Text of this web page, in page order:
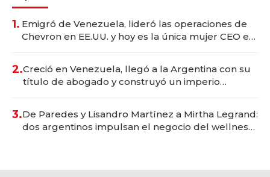
1. Emigró de Venezuela, lideró las operaciones de
Chevron en EE.UU. y hoy es la única mujer CEO en
2.Creció en Venezuela, llegó a la Argentina con su
título de abogado y construyó un imperio
3.De Paredes y Lisandro Martínez a Mirtha Legrand:
dos argentinos impulsan el negocio del wellness